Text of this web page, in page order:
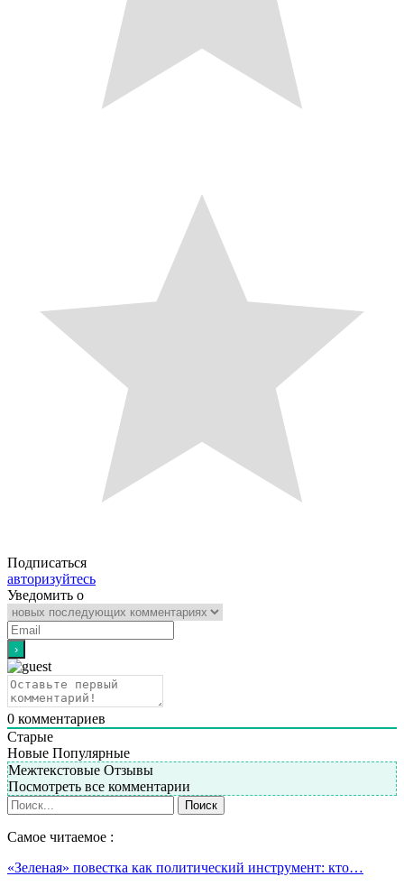
Подписаться
авторизуйтесь
Уведомить о
0 комментариев
Старые
Новые Популярные
Межтекстовые Отзывы
Посмотреть все комментарии
Самое читаемое :
«Зеленая» повестка как политический инструмент: кто…